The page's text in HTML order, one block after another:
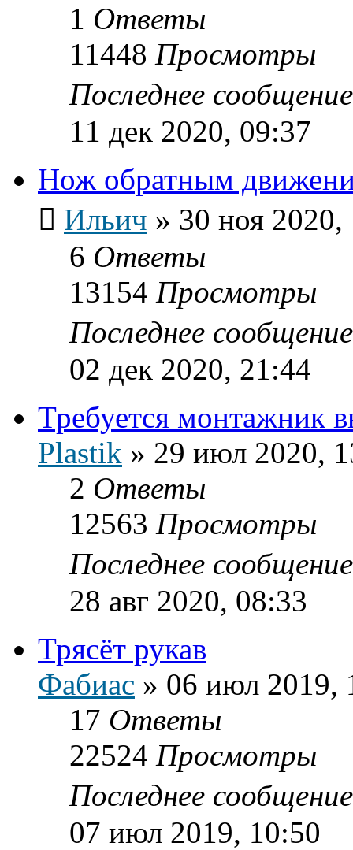
1 Ответы
11448 Просмотры
Последнее
11 дек 2020, 09:37
Нож обратным
Ильич » 30 ноя 2020,
6 Ответы
13154 Просмотры
Последнее
02 дек 2020, 21:44
Требуется монтажник
Plastik » 29 июл 2020,
2 Ответы
12563 Просмотры
Последнее
28 авг 2020, 08:33
Трясёт рукав
Фабиас » 06 июл 2019,
17 Ответы
22524 Просмотры
Последнее
07 июл 2019, 10:50